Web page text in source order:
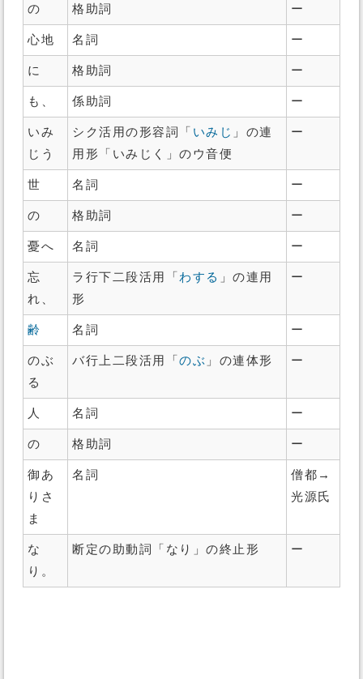
の 格助詞 ー
心地 名詞 ー
に 格助詞 ー
も、 係助詞 ー
いみ
じう
シク活用の形容詞「 いみじ 」の連
用形「いみじく」のウ音便
ー
世 名詞 ー
の 格助詞 ー
憂へ 名詞 ー
忘
れ、
ラ行下二段活用「 わする 」の連用
形
ー
齢 名詞 ー
のぶ
る
バ行上二段活用「 のぶ 」の連体形 ー
人 名詞 ー
の 格助詞 ー
御あ
りさ
ま
名詞
僧都→
光源氏
な
り。
断定の助動詞「なり」の終止形 ー